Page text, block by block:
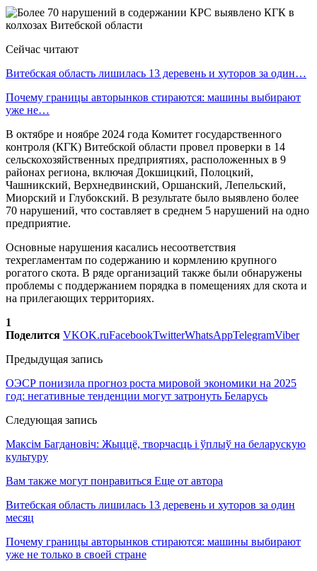
Сейчас читают
Витебская область лишилась 13 деревень и хуторов за один…
Почему границы авторынков стираются: машины выбирают
уже не…
В октябре и ноябре 2024 года Комитет государственного
контроля (КГК) Витебской области провел проверки в 14
сельскохозяйственных предприятиях, расположенных в 9
районах региона, включая Докшицкий, Полоцкий,
Чашникский, Верхнедвинский, Оршанский, Лепельский,
Миорский и Глубокский. В результате было выявлено более
70 нарушений, что составляет в среднем 5 нарушений на одно
предприятие.
Основные нарушения касались несоответствия
техрегламентам по содержанию и кормлению крупного
рогатого скота. В ряде организаций также были обнаружены
проблемы с поддержанием порядка в помещениях для скота и
на прилегающих территориях.
1
Поделится VKOK.ruFacebookTwitterWhatsAppTelegramViber
Предыдущая запись
ОЭСР понизила прогноз роста мировой экономики на 2025
год: негативные тенденции могут затронуть Беларусь
Следующая запись
Максім Багдановіч: Жыццё, творчасць і ўплыў на беларускую
культуру
Вам также могут понравиться Еще от автора
Витебская область лишилась 13 деревень и хуторов за один
месяц
Почему границы авторынков стираются: машины выбирают
уже не только в своей стране